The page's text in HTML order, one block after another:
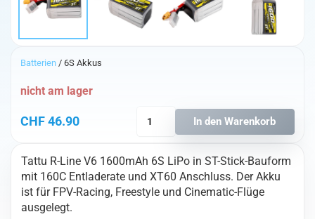
Batterien / 6S Akkus
CHF46.90
nicht am lager
V6
1600mAh
6S
In den Warenkorb
Tattu R-Line V6 1600mAh 6S LiPo in ST-Stick-Bauform
mit 160C Entladerate und XT60 Anschluss. Der Akku
ist für FPV-Racing, Freestyle und Cinematic-Flüge
ausgelegt.